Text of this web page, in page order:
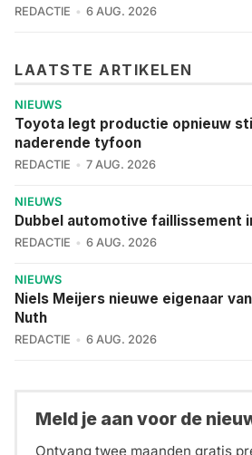
REDACTIE 6 AUG. 2026
LAATSTE ARTIKELEN
NIEUWS
Toyota legt productie opnieuw
naderende tyfoon
REDACTIE 7 AUG. 2026
NIEUWS
Dubbel automotive faillissement
REDACTIE 6 AUG. 2026
NIEUWS
Niels Meijers nieuwe eigenaar
Nuth
REDACTIE 6 AUG. 2026
Meld je aan voor de
Ontvang twee maanden gratis